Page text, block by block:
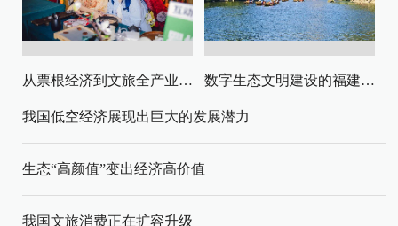
从票根经济到文旅全产业链升级 数字生态文明建设的福建路径与启示
我国低空经济展现出巨大的发展潜力
生态“高颜值”变出经济高价值
我国文旅消费正在扩容升级